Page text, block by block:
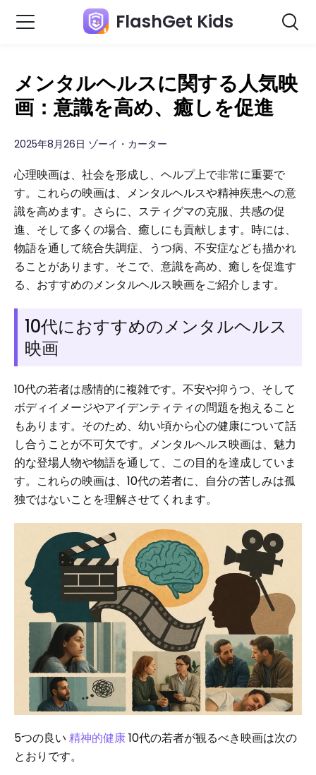
FlashGet Kids
メンタルヘルスに関する人気映
画：意識を高め、癒しを促進
2025年8月26日 ゾーイ・カーター
心理映画は、社会を形成し、ヘルプ上で非常に重要で
す。これらの映画は、メンタルヘルスや精神疾患への意
識を高めます。さらに、スティグマの克服、共感の促
進、そして多くの場合、癒しにも貢献します。時には、
物語を通して統合失調症、うつ病、不安症なども描かれ
ることがあります。そこで、意識を高め、癒しを促進す
る、おすすめのメンタルヘルス映画をご紹介します。
10代におすすめのメンタルヘルス
映画
10代の若者は感情的に複雑です。不安や抑うつ、そして
ボディイメージやアイデンティティの問題を抱えること
もあります。そのため、幼い頃から心の健康について話
し合うことが不可欠です。メンタルヘルス映画は、魅力
的な登場人物や物語を通して、この目的を達成していま
す。これらの映画は、10代の若者に、自分の苦しみは孤
独ではないことを理解させてくれます。
5つの良い 精神的健康10代の若者が観るべき映画は次の
とおりです。